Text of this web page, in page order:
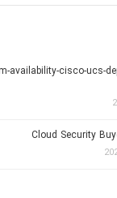
availability-cisco-ucs-
Cloud Security